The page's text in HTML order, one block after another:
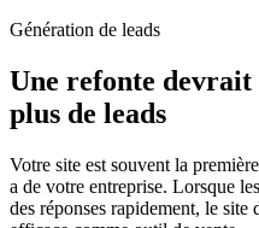
Génération de leads
Une refonte
plus de leads
Votre site est souvent la
a de votre entreprise. Lorsque
des réponses rapidement, le